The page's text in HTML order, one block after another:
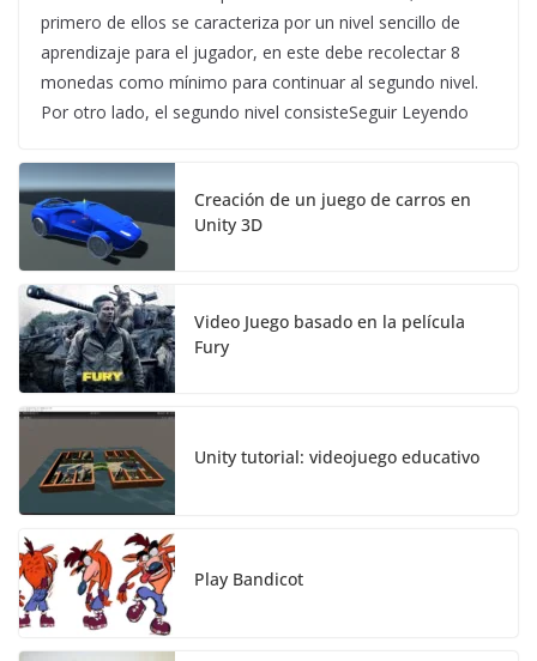
primero de ellos se caracteriza por un nivel sencillo de
aprendizaje para el jugador, en este debe recolectar 8
monedas como mínimo para continuar al segundo nivel.
Por otro lado, el segundo nivel consisteSeguir Leyendo
Creación de un juego de carros en
Unity 3D
Video Juego basado en la película
Fury
Unity tutorial: videojuego educativo
Play Bandicot